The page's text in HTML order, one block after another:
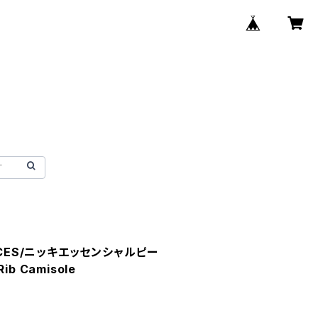
ニッキエッセンシャルピー
Camisole